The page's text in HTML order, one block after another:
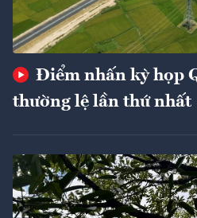
Điểm nhấn kỳ họp
thường lệ lần thứ nhất